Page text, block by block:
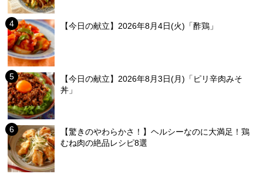
【今日の献立】2026年8月4日(火)「酢鶏」
【今日の献立】2026年8月3日(月)「ピリ辛肉みそ
丼」
【驚きのやわらかさ！】ヘルシーなのに大満足！鶏
むね肉の絶品レシピ8選